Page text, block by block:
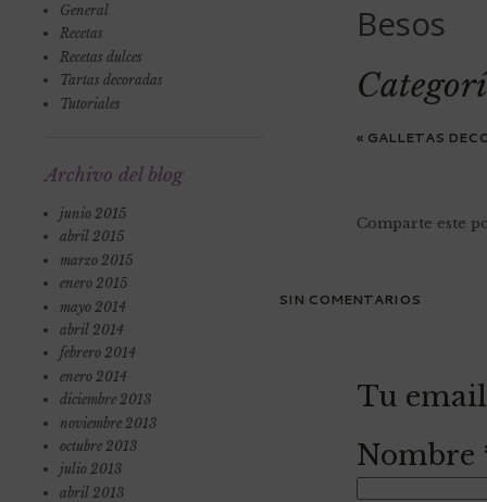
General
Recetas
Recetas dulces
Tartas decoradas
Tutoriales
Archivo del blog
junio 2015
abril 2015
marzo 2015
enero 2015
mayo 2014
abril 2014
febrero 2014
enero 2014
diciembre 2013
noviembre 2013
octubre 2013
julio 2013
abril 2013
Besos
« GALLETAS
Comparte este
SIN COMENTARIOS
Tu
Nombre